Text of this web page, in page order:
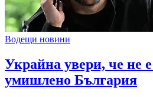
Водещи новини
Украйна увери, че не
умишлено България